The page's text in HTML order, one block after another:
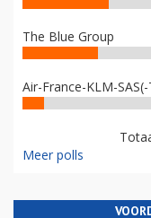
The Blue Group
Air-France-KLM-
Meer polls